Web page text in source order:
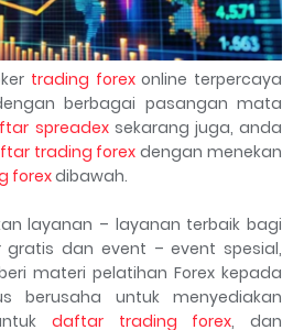
trading forexonline terpercaya
berbagai pasangan mata
spreadexsekarang juga, anda
trading forex dengan menekan
forexdibawah.
layanan – layanan terbaik bagi
gratis dan event – event spesial,
materi pelatihan Forex kepada
berusaha untuk menyediakan
daftar trading forex, dan